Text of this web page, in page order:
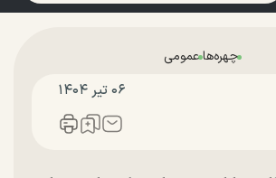
چهره‌هاعمومی
۰۶ تير ۱۴۰۴